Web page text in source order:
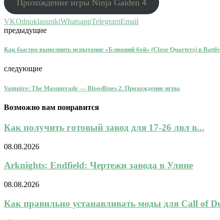
Прохождение игры Ninja Gaiden 4
VKOdnoklassnikiWhatsappTelegramEmail
предыдущие
Как быстро выполнить испытание «Ближний бой» (Close Quarters) в
следующие
Vampire: The Masquerade — Bloodlines 2. Прохождение игры
Возможно вам понравится
Как получить готовый завод для 17-26 лвл в...
08.08.2026
Arknights: Endfield: Чертежи завода в Улине
08.08.2026
Как правильно устанавливать моды для Call of